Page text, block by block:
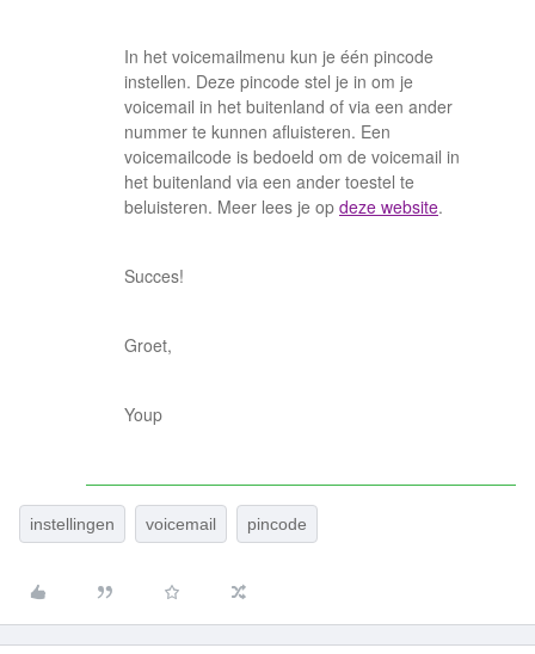
In het voicemailmenu kun je één pincode
instellen. Deze pincode stel je in om je
voicemail in het buitenland of via een ander
nummer te kunnen afluisteren. Een
voicemailcode is bedoeld om de voicemail in
het buitenland via een ander toestel te
beluisteren. Meer lees je op deze website.
Succes!
Groet,
Youp
instellingen voicemail pincode